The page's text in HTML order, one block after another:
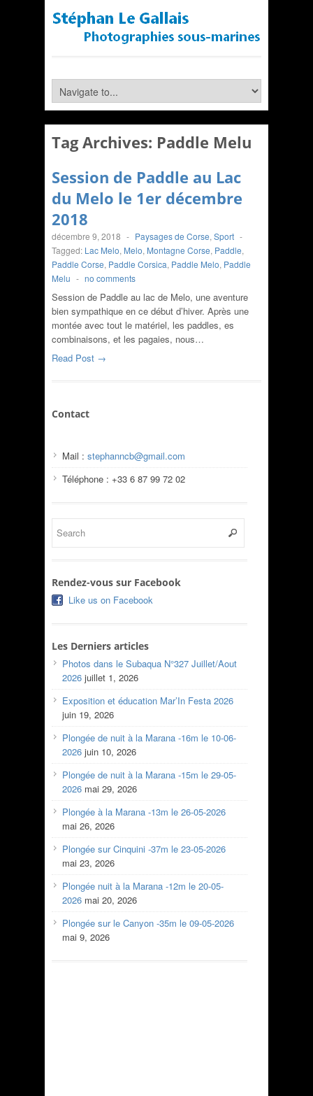
Tag Archives: Paddle Melu
Session de Paddle au Lac
du Melo le 1er décembre
2018
décembre 9, 2018 - Paysages de Corse, Sport -
Tagged: Lac Melo, Melo, Montagne Corse, Paddle,
Paddle Corse, Paddle Corsica, Paddle Melo, Paddle
Melu - no comments
Session de Paddle au lac de Melo, une aventure
bien sympathique en ce début d’hiver. Après une
montée avec tout le matériel, les paddles, es
combinaisons, et les pagaies, nous…
Read Post →
Contact
Mail : stephanncb@gmail.com
Téléphone : +33 6 87 99 72 02
Rendez-vous sur Facebook
Like us on Facebook
Les Derniers articles
Photos dans le Subaqua N°327 Juillet/Aout
2026 juillet 1, 2026
Exposition et éducation Mar’In Festa 2026
juin 19, 2026
Plongée de nuit à la Marana -16m le 10-06-
2026 juin 10, 2026
Plongée de nuit à la Marana -15m le 29-05-
2026 mai 29, 2026
Plongée à la Marana -13m le 26-05-2026
mai 26, 2026
Plongée sur Cinquini -37m le 23-05-2026
mai 23, 2026
Plongée nuit à la Marana -12m le 20-05-
2026 mai 20, 2026
Plongée sur le Canyon -35m le 09-05-2026
mai 9, 2026